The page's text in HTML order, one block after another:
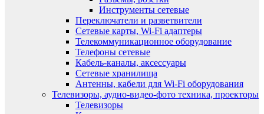
Инструменты сетевые
Переключатели и разветвители
Сетевые карты, Wi-Fi адаптеры
Телекоммуникационное оборудование
Телефоны сетевые
Кабель-каналы, аксессуары
Сетевые хранилища
Антенны, кабели для Wi-Fi оборудования
Телевизоры, аудио-видео-фото техника, проекторы
Телевизоры